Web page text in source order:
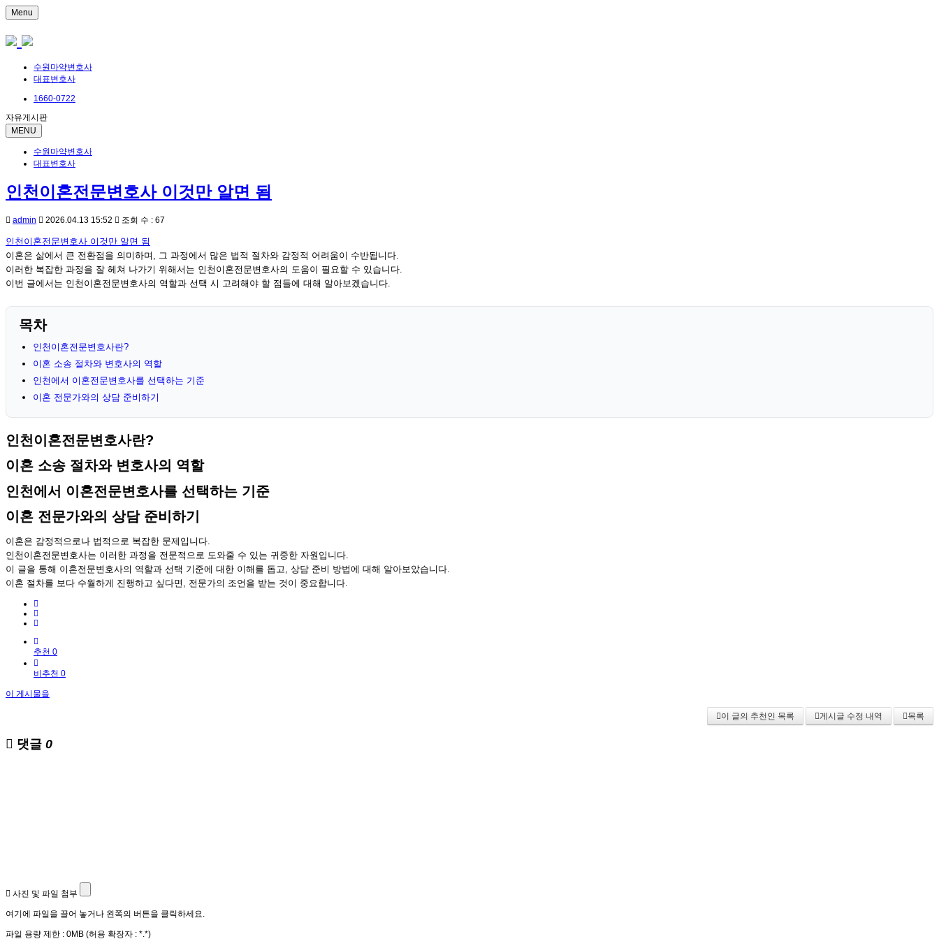
Menu
수원마약변호사
대표변호사
1660-0722
자유게시판
MENU
수원마약변호사
대표변호사
인천이혼전문변호사 이것만 알면 됨
admin 2026.04.13 15:52 조회 수 : 67
인천이혼전문변호사 이것만 알면 됨
이혼은 삶에서 큰 전환점을 의미하며, 그 과정에서 많은 법적 절차와 감정적 어려움이 수반됩니다.
이러한 복잡한 과정을 잘 헤쳐 나가기 위해서는 인천이혼전문변호사의 도움이 필요할 수 있습니다.
이번 글에서는 인천이혼전문변호사의 역할과 선택 시 고려해야 할 점들에 대해 알아보겠습니다.
목차
인천이혼전문변호사란?
이혼 소송 절차와 변호사의 역할
인천에서 이혼전문변호사를 선택하는 기준
이혼 전문가와의 상담 준비하기
인천이혼전문변호사란?
이혼 소송 절차와 변호사의 역할
인천에서 이혼전문변호사를 선택하는 기준
이혼 전문가와의 상담 준비하기
이혼은 감정적으로나 법적으로 복잡한 문제입니다.
인천이혼전문변호사는 이러한 과정을 전문적으로 도와줄 수 있는 귀중한 자원입니다.
이 글을 통해 이혼전문변호사의 역할과 선택 기준에 대한 이해를 돕고, 상담 준비 방법에 대해 알아보았습니다.
이혼 절차를 보다 수월하게 진행하고 싶다면, 전문가의 조언을 받는 것이 중요합니다.
추천 0
비추천 0
이 게시물을
이 글의 추천인 목록 게시글 수정 내역 목록
댓글 0
사진 및 파일 첨부
여기에 파일을 끌어 놓거나 왼쪽의 버튼을 클릭하세요.
파일 용량 제한 : 0MB (허용 확장자 : *.*)